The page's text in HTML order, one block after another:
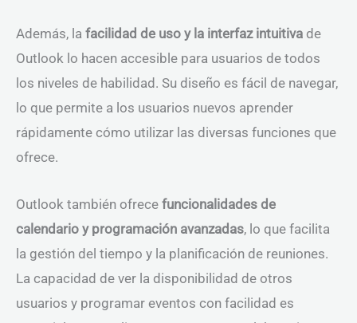
Además, la facilidad de uso y la interfaz intuitiva de
Outlook lo hacen accesible para usuarios de todos
los niveles de habilidad. Su diseño es fácil de navegar,
lo que permite a los usuarios nuevos aprender
rápidamente cómo utilizar las diversas funciones que
ofrece.
Outlook también ofrece funcionalidades de
calendario y programación avanzadas, lo que facilita
la gestión del tiempo y la planificación de reuniones.
La capacidad de ver la disponibilidad de otros
usuarios y programar eventos con facilidad es